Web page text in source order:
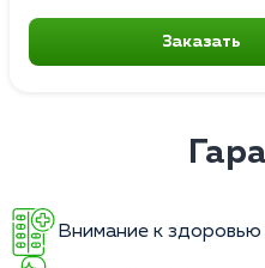
Заказать
Внимание к здоровью